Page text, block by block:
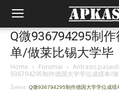
Q微936794295制
单/做莱比锡大学毕
Home › Forumai › Antrasis
936794295制作德国大学学位成绩单/
Žymos: Q微936794295制作德国大学学位成绩